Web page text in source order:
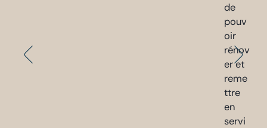
de
pouv
oir
rénov
er et
reme
ttre
en
servi